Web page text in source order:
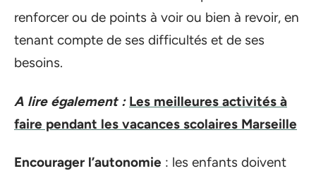
renforcer ou de points à voir ou bien à revoir, en
tenant compte de ses difficultés et de ses
besoins.
A lire également : Les meilleures activités à
faire pendant les vacances scolaires Marseille
Encourager l’autonomie : les enfants doivent